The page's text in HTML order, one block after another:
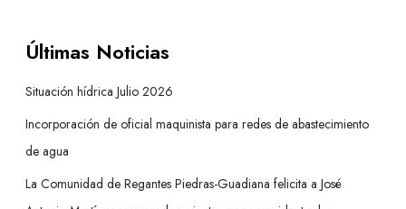
Últimas Noticias
Situación hídrica Julio 2026
Incorporación de oficial maquinista para redes de abastecimiento
de agua
La Comunidad de Regantes Piedras-Guadiana felicita a José